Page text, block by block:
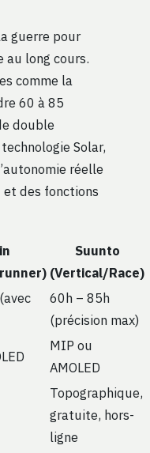
guerre pour
au long cours.
comme la
60 à 85
double
Solar,
réelle
et des fonctions
Suunto
(Vertical/Race)
60h – 85h
(précision max)
MIP ou
AMOLED
Topographique,
gratuite, hors-
ligne